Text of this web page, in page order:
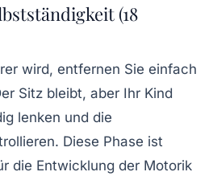
(18
wird, entfernen Sie einfach
Sitz bleibt, aber Ihr Kind
lenken und die
Diese Phase ist
die Entwicklung der Motorik